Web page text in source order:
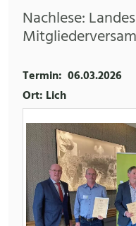
Nachlese:
Termin: 06.03.2026
Ort: Lich